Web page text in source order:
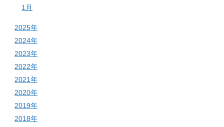
1月
2025年
2024年
2023年
2022年
2021年
2020年
2019年
2018年